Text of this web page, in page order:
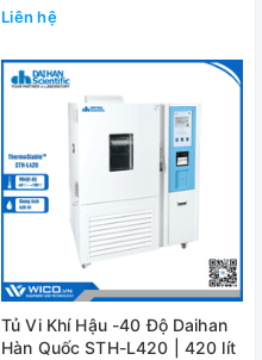
Liên hệ
Tủ Vi Khí Hậu -40 Độ Daihan
Hàn Quốc STH-L420 | 420 lít